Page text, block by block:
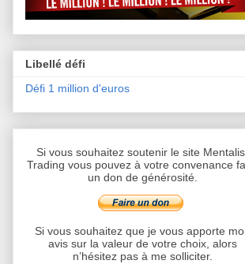
Libellé défi
Défi 1 million d'euros
Si vous souhaitez soutenir le site
Trading vous pouvez à votre convenance
un don de générosité.
Si vous souhaitez que je vous apporte
avis sur la valeur de votre choix, alors
n’hésitez pas à me solliciter.